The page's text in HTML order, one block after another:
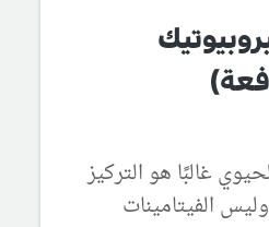
غالبًا هو التركيز
الفيتامينات